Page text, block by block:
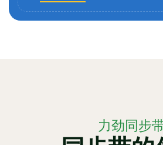
力劲同步